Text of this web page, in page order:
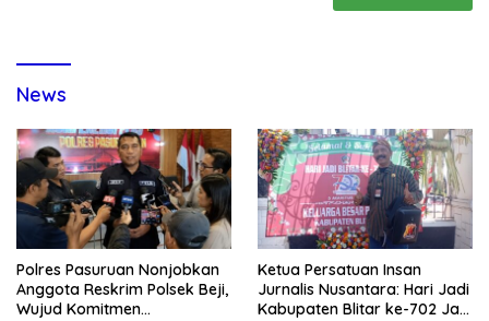
News
Polres Pasuruan Nonjobkan
Anggota Reskrim Polsek Beji,
Wujud Komitmen
Ketua Persatuan Insan
Jurnalis Nusantara: Hari Jadi
Kabupaten Blitar ke-702 Jadi